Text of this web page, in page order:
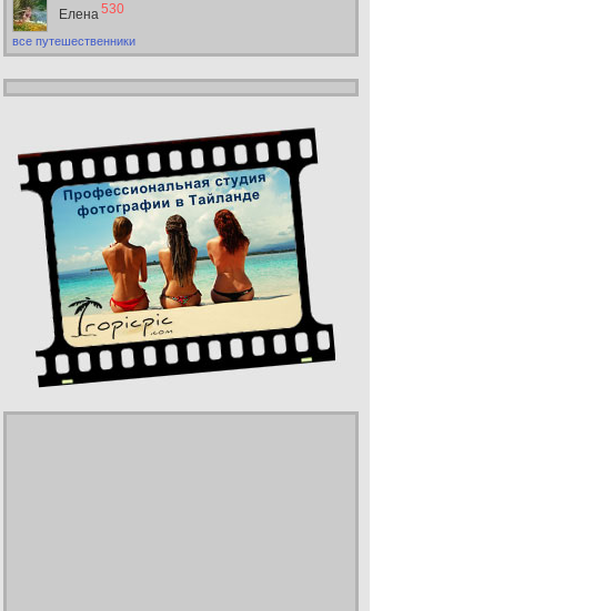
Елена530
все путешественники